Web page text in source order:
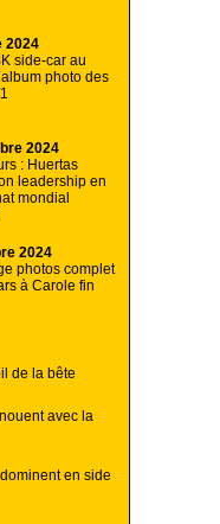
2024
side-car au
photo des
2024
: Huertas
leadership en
mondial
2024
photos complet
à Carole fin
de la bête
avec la
en side